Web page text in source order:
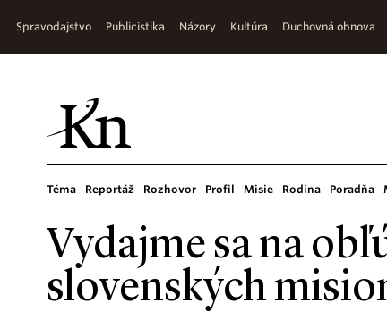
Spravodajstvo Publicistika Názory Kultúra Duchovná obnova
Téma Reportáž Rozhovor Profil Misie Rodina Poradňa
Vydajme sa na
slovenských